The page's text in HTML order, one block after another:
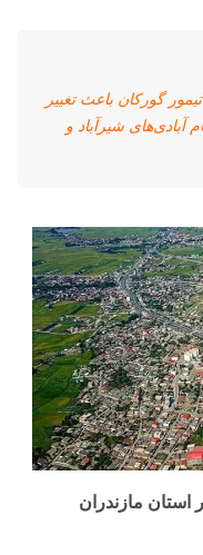
گورکان باعث تغییر
شیرآباد و
مازندران